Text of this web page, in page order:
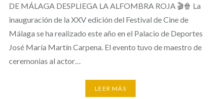
DE MÁLAGA DESPLIEGA LA ALFOMBRA ROJA 🎬🍿 La
inauguración de la XXV edición del Festival de Cine de
Málaga se ha realizado este año en el Palacio de Deportes
José María Martín Carpena. El evento tuvo de maestro de
ceremonias al actor…
LEER MÁS